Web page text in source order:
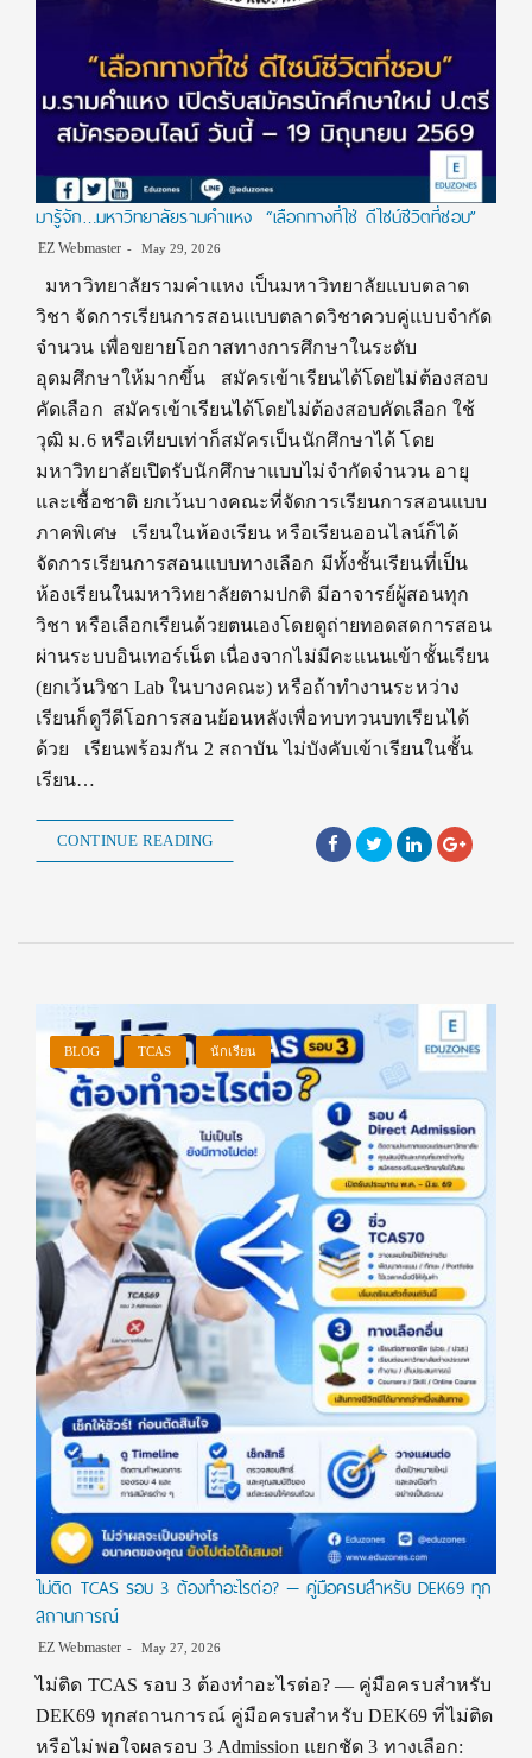
มารู้จัก…มหาวิทยาลัยรามคำแหง “เลือกทางที่ใช่ ดีไซน์ชีวิตที่ชอบ”
EZ Webmaster May 29, 2026
มหาวิทยาลัยรามคำแหง เป็นมหาวิทยาลัยแบบตลาด
วิชา จัดการเรียนการสอนแบบตลาดวิชาควบคู่แบบจำกัด
จำนวน เพื่อขยายโอกาสทางการศึกษาในระดับ
อุดมศึกษาให้มากขึ้น สมัครเข้าเรียนได้โดยไม่ต้องสอบ
คัดเลือก สมัครเข้าเรียนได้โดยไม่ต้องสอบคัดเลือก ใช้
วุฒิ ม.6 หรือเทียบเท่าก็สมัครเป็นนักศึกษาได้ โดย
มหาวิทยาลัยเปิดรับนักศึกษาแบบไม่จำกัดจำนวน อายุ
และเชื้อชาติ ยกเว้นบางคณะที่จัดการเรียนการสอนแบบ
ภาคพิเศษ เรียนในห้องเรียน หรือเรียนออนไลน์ก็ได้
จัดการเรียนการสอนแบบทางเลือก มีทั้งชั้นเรียนที่เป็น
ห้องเรียนในมหาวิทยาลัยตามปกติ มีอาจารย์ผู้สอนทุก
วิชา หรือเลือกเรียนด้วยตนเองโดยดูถ่ายทอดสดการสอน
ผ่านระบบอินเทอร์เน็ต เนื่องจากไม่มีคะแนนเข้าชั้นเรียน
(ยกเว้นวิชา Lab ในบางคณะ) หรือถ้าทำงานระหว่าง
เรียนก็ดูวีดีโอการสอนย้อนหลังเพื่อทบทวนบทเรียนได้
ด้วย เรียนพร้อมกัน 2 สถาบัน ไม่บังคับเข้าเรียนในชั้น
เรียน…
CONTINUE READING
BLOG TCAS นักเรียน
ไม่ติด TCAS รอบ 3 ต้องทำอะไรต่อ? — คู่มือครบสำหรับ DEK69 ทุก
สถานการณ์
EZ Webmaster May 27, 2026
ไม่ติด TCAS รอบ 3 ต้องทำอะไรต่อ? — คู่มือครบสำหรับ
DEK69 ทุกสถานการณ์ คู่มือครบสำหรับ DEK69 ที่ไม่ติด
หรือไม่พอใจผลรอบ 3 Admission แยกชัด 3 ทางเลือก: